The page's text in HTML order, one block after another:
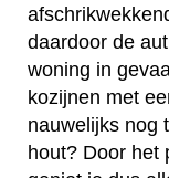
daardoor de
woning in
kozijnen met
nauwelijks nog
hout? Door het